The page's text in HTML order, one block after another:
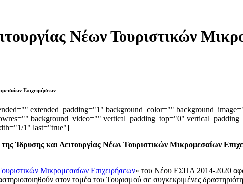
Νέων Τουριστικών
Επιχειρήσεων
extended_padding="1" background_color=""
background_video="" vertical_padding_top="0"
1" last="true"]
Ίδρυσης και Λειτουργίας Νέων Τουριστικών Μικρομεσαίων
Μικρομεσαίων Επιχειρήσεων» του Νέου ΕΣΠΑ 2014-2020
στον τομέα του Τουρισμού σε συγκεκριμένες